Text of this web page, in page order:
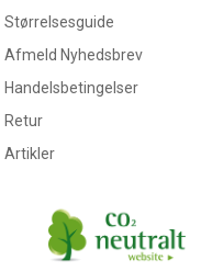
Størrelsesguide
Afmeld Nyhedsbrev
Handelsbetingelser
Retur
Artikler